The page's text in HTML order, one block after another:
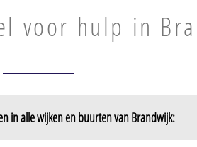
voor hulp in
in alle wijken en buurten van Brandwijk: